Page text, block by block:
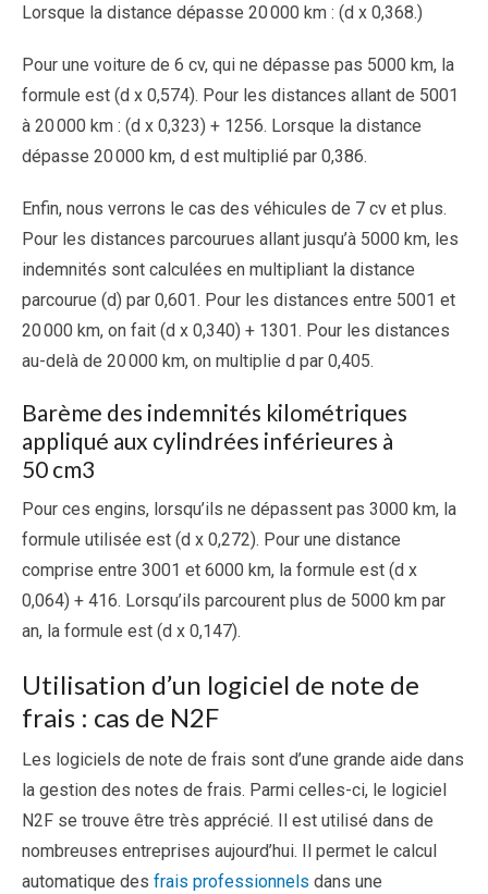
Lorsque la distance dépasse 20 000 km : (d x 0,368.)
Pour une voiture de 6 cv, qui ne dépasse pas 5000 km, la
formule est (d x 0,574). Pour les distances allant de 5001
à 20 000 km : (d x 0,323) + 1256. Lorsque la distance
dépasse 20 000 km, d est multiplié par 0,386.
Enfin, nous verrons le cas des véhicules de 7 cv et plus.
Pour les distances parcourues allant jusqu’à 5000 km, les
indemnités sont calculées en multipliant la distance
parcourue (d) par 0,601. Pour les distances entre 5001 et
20 000 km, on fait (d x 0,340) + 1301. Pour les distances
au-delà de 20 000 km, on multiplie d par 0,405.
Barème des indemnités kilométriques
appliqué aux cylindrées inférieures à
50 cm3
Pour ces engins, lorsqu’ils ne dépassent pas 3000 km, la
formule utilisée est (d x 0,272). Pour une distance
comprise entre 3001 et 6000 km, la formule est (d x
0,064) + 416. Lorsqu’ils parcourent plus de 5000 km par
an, la formule est (d x 0,147).
Utilisation d’un logiciel de note de
frais : cas de N2F
Les logiciels de note de frais sont d’une grande aide dans
la gestion des notes de frais. Parmi celles-ci, le logiciel
N2F se trouve être très apprécié. Il est utilisé dans de
nombreuses entreprises aujourd’hui. Il permet le calcul
automatique des frais professionnels dans une